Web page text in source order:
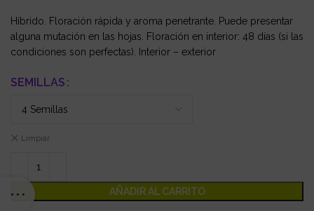
Híbrido. Floración rápida y aroma penetrante. Puede presentar
alguna mutación en las hojas. Floración en interior: 48 días (si las
condiciones son perfectas). Interior – exterior
SEMILLAS
Limpiar
AÑADIR AL CARRITO